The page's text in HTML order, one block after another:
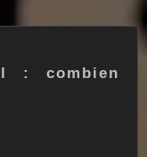
: combien